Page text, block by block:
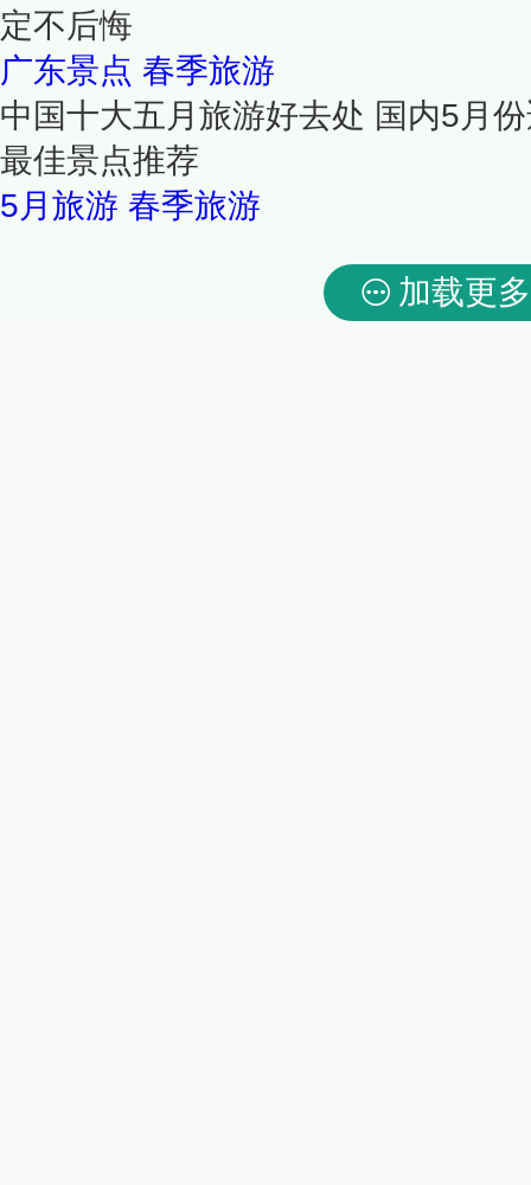
定不后悔
广东景点 春季旅游
中国十大五月旅游好去处 国内5月
最佳景点推荐
5月旅游 春季旅游
加载更多